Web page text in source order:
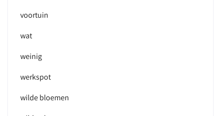
voortuin
wat
weinig
werkspot
wilde bloemen